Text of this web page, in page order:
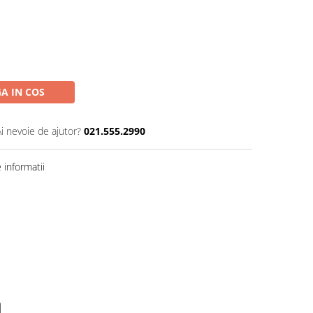
IN COS
nevoie de ajutor? 021.555.2990
informatii